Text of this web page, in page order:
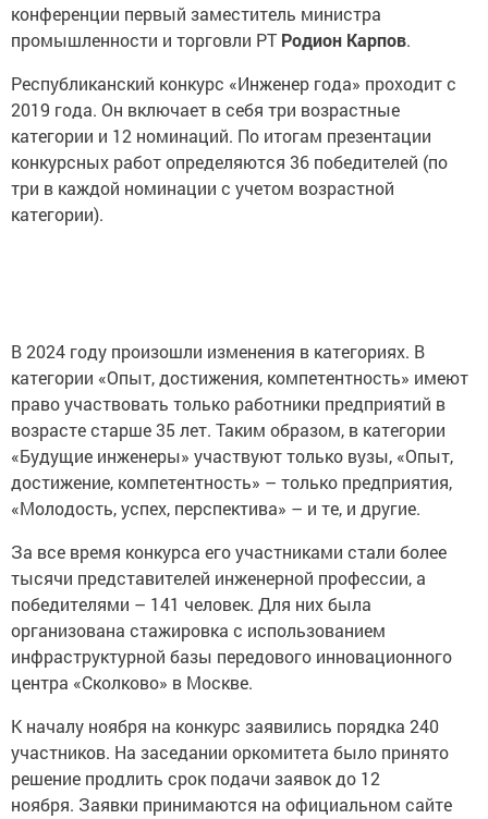
конференции первый заместитель министра
промышленности и торговли РТ Родион Карпов.
Республиканский конкурс «Инженер года» проходит с
2019 года. Он включает в себя три возрастные
категории и 12 номинаций. По итогам презентации
конкурсных работ определяются 36 победителей (по
три в каждой номинации с учетом возрастной
категории).
В 2024 году произошли изменения в категориях. В
категории «Опыт, достижения, компетентность» имеют
право участвовать только работники предприятий в
возрасте старше 35 лет. Таким образом, в категории
«Будущие инженеры» участвуют только вузы, «Опыт,
достижение, компетентность» – только предприятия,
«Молодость, успех, перспектива» – и те, и другие.
За все время конкурса его участниками стали более
тысячи представителей инженерной профессии, а
победителями – 141 человек. Для них была
организована стажировка с использованием
инфраструктурной базы передового инновационного
центра «Сколково» в Москве.
К началу ноября на конкурс заявились порядка 240
участников. На заседании оркомитета было принято
решение продлить срок подачи заявок до 12
ноября. Заявки принимаются на официальном сайте